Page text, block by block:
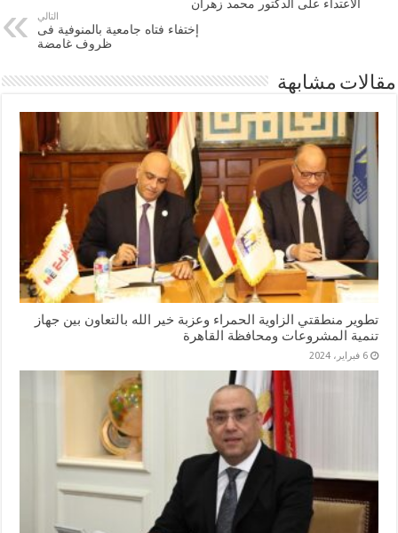
الاعتداء على الدكتور محمد زهران
التالي
إختفاء فتاه جامعية بالمنوفية فى
ظروف غامضة
مقالات مشابهة
تطوير منطقتي الزاوية الحمراء وعزبة خير الله بالتعاون بين جهاز
تنمية المشروعات ومحافظة القاهرة
6 فبراير، 2024